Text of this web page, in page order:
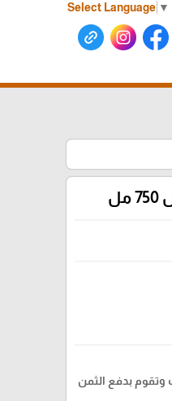
Select Language ▼
وتقوم بدفع الثمن